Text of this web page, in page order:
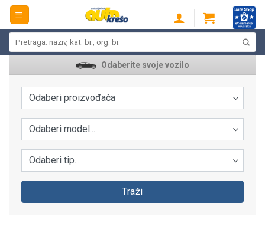
Skip
content
Odaberite svoje vozilo
Odaberi proizvođača
Odaberi model...
Odaberi tip...
Traži